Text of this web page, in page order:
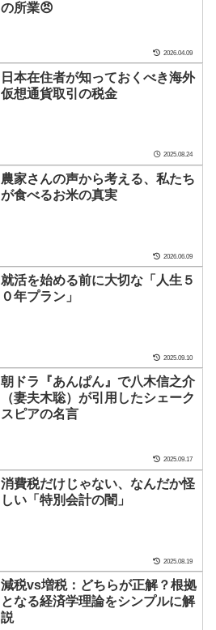
の所業😠
2026.04.09
日本在住者が知っておくべき海外
仮想通貨取引の税金
2025.08.24
農家さんの声から考える、私たち
が食べるお米の真実
2026.06.09
就活を始める前に大切な「人生５
０年プラン」
2025.09.10
朝ドラ『あんぱん』で八木信之介
（妻夫木聡）が引用したシェーク
スピアの名言
2025.09.17
消費税だけじゃない、なんだか怪
しい「特別会計の闇」
2025.08.19
減税vs増税：どちらが正解？根拠
となる経済学理論をシンプルに解
説